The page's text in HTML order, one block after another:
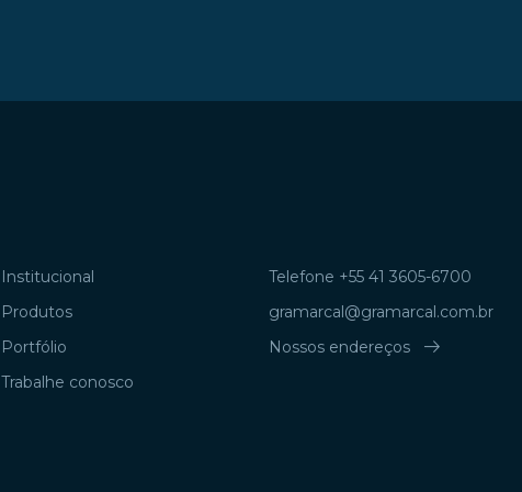
Institucional
Produtos
Portfólio
Trabalhe conosco
Telefone +55 41 3605-6700
gramarcal@gramarcal.com.br
Nossos endereços
arrow_right_alt